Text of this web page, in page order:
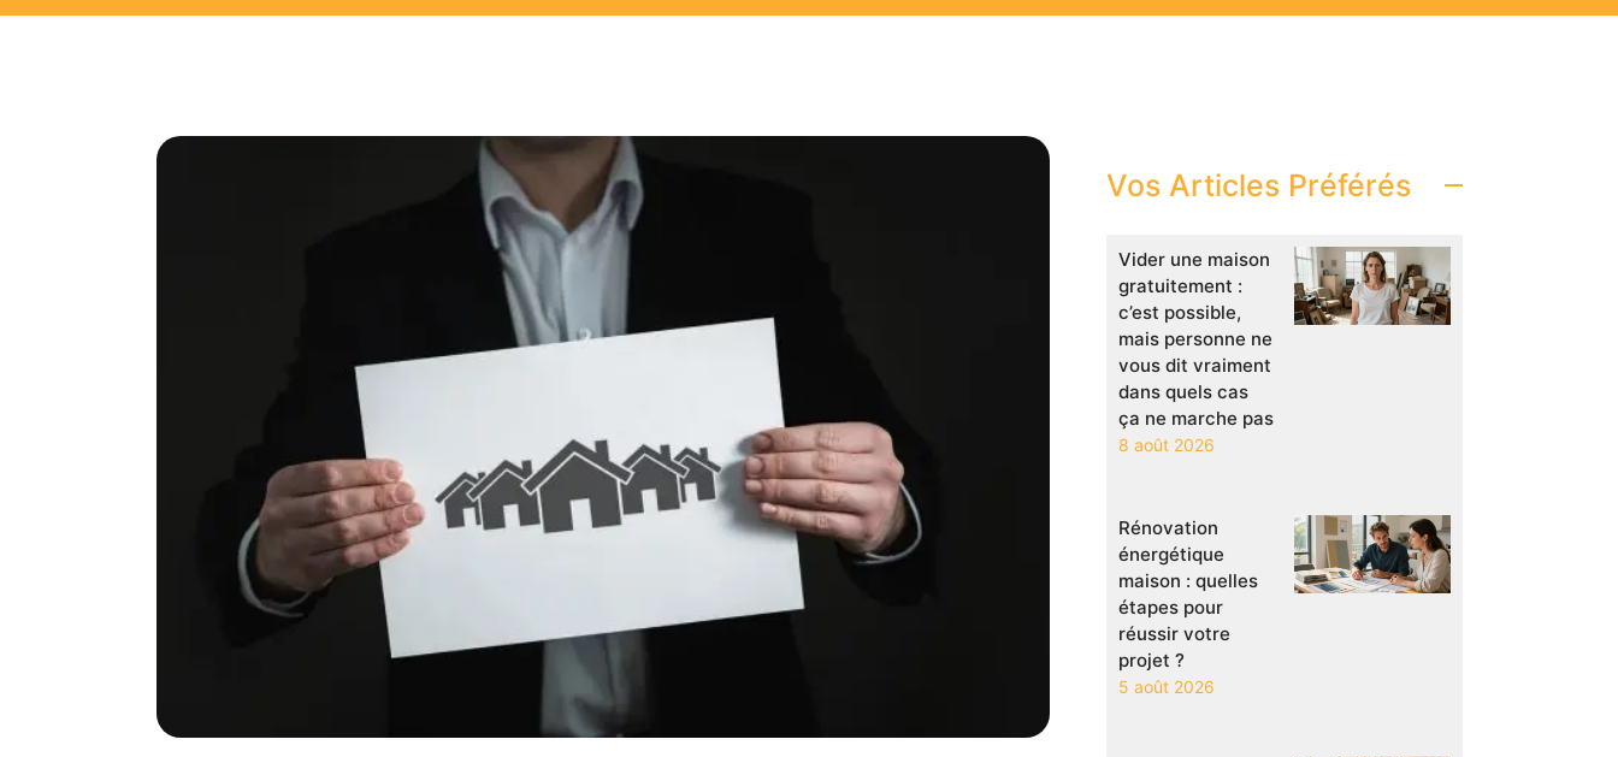
Vos Articles Préférés
Vider une maison
gratuitement :
c’est possible,
mais personne ne
vous dit vraiment
dans quels cas
ça ne marche pas
8 août 2026
Rénovation
énergétique
maison : quelles
étapes pour
réussir votre
projet ?
5 août 2026